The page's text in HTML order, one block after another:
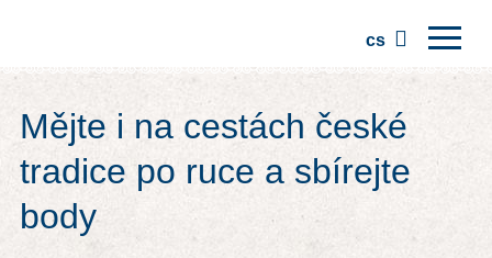
cs
Regiony
Tradice
Výlety
Mějte i na cestách české
tradice po ruce a sbírejte
body